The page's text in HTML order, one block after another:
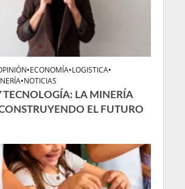
•ECONOMÍA•LOGISTICA•
•NOTICIAS
TECNOLOGÍA: LA MINERÍA
EL FUTURO